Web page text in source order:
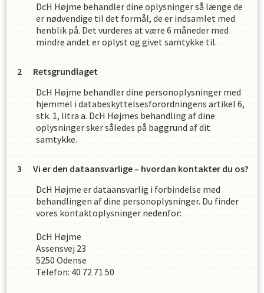
DcH Højme behandler dine oplysninger så længe de
er nødvendige til det formål, de er indsamlet med
henblik på. Det vurderes at være 6 måneder med
mindre andet er oplyst og givet samtykke til.
Retsgrundlaget
DcH Højme behandler dine personoplysninger med
hjemmel i databeskyttelsesforordningens artikel 6,
stk. 1, litra a. DcH Højmes behandling af dine
oplysninger sker således på baggrund af dit
samtykke.
Vi er den dataansvarlige – hvordan kontakter du os?
DcH Højme er dataansvarlig i forbindelse med
behandlingen af dine personoplysninger. Du finder
vores kontaktoplysninger nedenfor:
DcH Højme
Assensvej 23
5250 Odense
Telefon: 40 72 71 50